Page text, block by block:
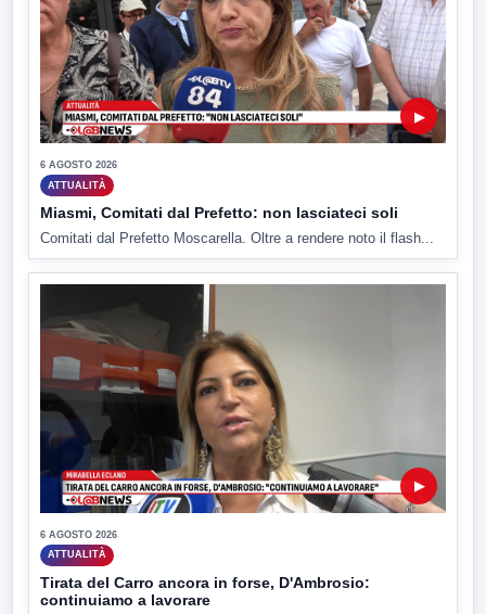
▶
6 AGOSTO 2026
ATTUALITÀ
Miasmi, Comitati dal Prefetto: non lasciateci soli
Comitati dal Prefetto Moscarella. Oltre a rendere noto il flash...
▶
6 AGOSTO 2026
ATTUALITÀ
Tirata del Carro ancora in forse, D'Ambrosio:
continuiamo a lavorare